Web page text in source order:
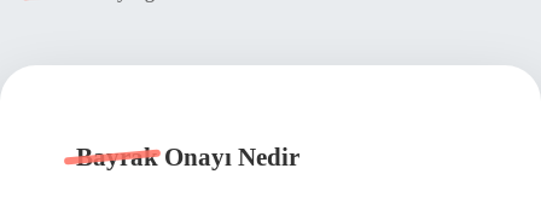
Bayrak Onayı Nedir